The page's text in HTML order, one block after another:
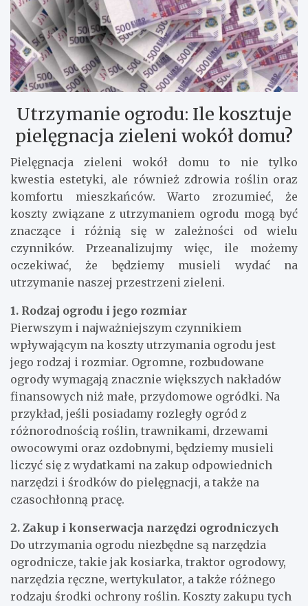
Utrzymanie ogrodu: Ile kosztuje
pielęgnacja zieleni wokół domu?
Pielęgnacja zieleni wokół domu to nie tylko
kwestia estetyki, ale również zdrowia roślin oraz
komfortu mieszkańców. Warto zrozumieć, że
koszty związane z utrzymaniem ogrodu mogą być
znaczące i różnią się w zależności od wielu
czynników. Przeanalizujmy więc, ile możemy
oczekiwać, że będziemy musieli wydać na
utrzymanie naszej przestrzeni zieleni.
1. Rodzaj ogrodu i jego rozmiar
Pierwszym i najważniejszym czynnikiem
wpływającym na koszty utrzymania ogrodu jest
jego rodzaj i rozmiar. Ogromne, rozbudowane
ogrody wymagają znacznie większych nakładów
finansowych niż małe, przydomowe ogródki. Na
przykład, jeśli posiadamy rozległy ogród z
różnorodnością roślin, trawnikami, drzewami
owocowymi oraz ozdobnymi, będziemy musieli
liczyć się z wydatkami na zakup odpowiednich
narzędzi i środków do pielęgnacji, a także na
czasochłonną pracę.
2. Zakup i konserwacja narzędzi ogrodniczych
Do utrzymania ogrodu niezbędne są narzędzia
ogrodnicze, takie jak kosiarka, traktor ogrodowy,
narzędzia ręczne, wertykulator, a także różnego
rodzaju środki ochrony roślin. Koszty zakupu tych